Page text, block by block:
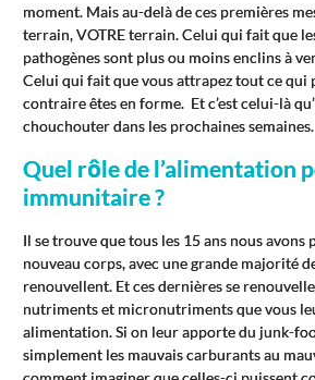
moment. Mais au-delà de ces premières
terrain, VOTRE terrain. Celui qui fait que
pathogènes sont plus ou moins enclins à
Celui qui fait que vous attrapez tout ce qui
contraire êtes en forme. Et c’est celui-là
chouchouter dans les prochaines semaines.
Quel rôle de l’alimentation
immunitaire ?
Il se trouve que tous les 15 ans nous avons
nouveau corps, avec une grande majorité
renouvellent. Et ces dernières se
nutriments et micronutriments que vous
alimentation. Si on leur apporte du junk-
simplement les mauvais carburants au